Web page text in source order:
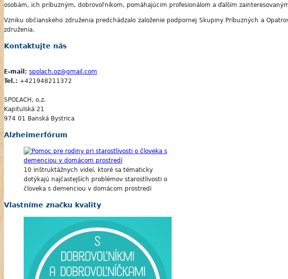
osobám, ich príbuzným, dobrovoľníkom, pomáhajúcim profesionálom a ďalším
Vzniku občianskeho združenia predchádzalo založenie podpornej Skupiny Príbuzných a
združenia.
Kontaktujte nás
E-mail: spolach.oz@gmail.com
Tel.: +421948211372
SPOĽACH, o.z.
Kapitulská 21
974 01 Banská Bystrica
Alzheimerfórum
10 inštruktážnych videí, ktoré sa tématicky
dotýkajú najčastejších problémov starostlivosti o
človeka s demenciou v domácom prostredí
Vlastníme značku kvality